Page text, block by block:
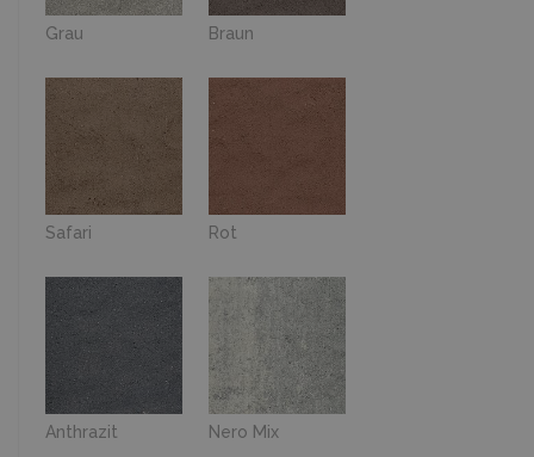
Grau Braun
Safari Rot
Anthrazit Nero Mix